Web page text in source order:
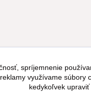
spríjemnenie
využívame súbory
kedykoľvek